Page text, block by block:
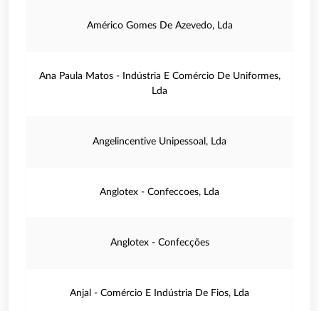
Américo Gomes De Azevedo, Lda
Ana Paula Matos - Indústria E Comércio De Uniformes,
Lda
Angelincentive Unipessoal, Lda
Anglotex - Confeccoes, Lda
Anglotex - Confecções
Anjal - Comércio E Indústria De Fios, Lda